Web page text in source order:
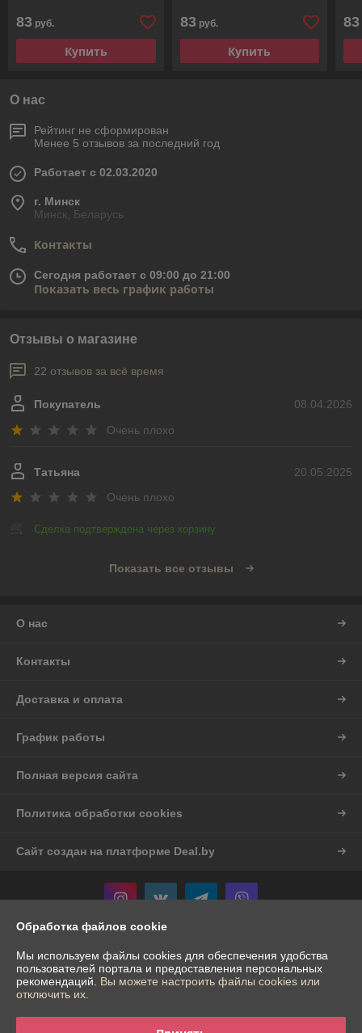
83 руб.
Купить
83руб.
Купить
83
О нас
Рейтинг не сформирован
Менее 5 отзывов за последний год
Работает с 02.03.2020
г. Минск
Минск, Беларусь
Контакты
Сегодня работает с 09:00 до 21:00
Показать весь график работы
Отзывы о магазине
22 отзывов за всё время
08.04.2026
Покупатель
Очень плохо
20.05.2025
Татьяна
Очень плохо
Сделка подтверждена через корзину
Показать все отзывы
О нас
Контакты
Доставка и оплата
График работы
Полная версия сайта
Политика обработки cookies
Сайт создан на платформе Deal.by
Информация для покупателя
Индивидуальный предприниматель:ИП Шостак Александр Андреевич
Гродненская обл. д.Богуславово д.16
Регистрационный номер ЕГР: 591874676
Обработка файлов cookie
Мы используем файлы cookies для обеспечения удобства
пользователей портала и предоставления персональных
рекомендаций. Вы можете настроить файлы cookies или
отключить их.